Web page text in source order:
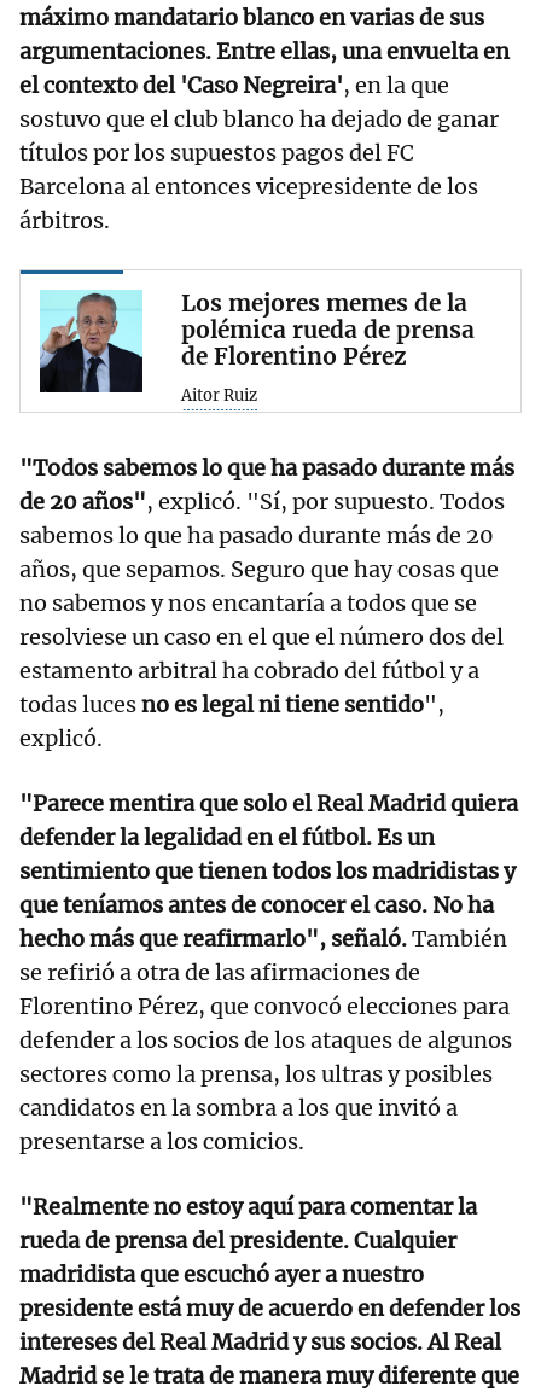
máximo mandatario blanco en varias de sus
argumentaciones. Entre ellas, una envuelta en
el contexto del 'Caso Negreira', en la que
sostuvo que el club blanco ha dejado de ganar
títulos por los supuestos pagos del FC
Barcelona al entonces vicepresidente de los
árbitros.
Los mejores memes de la
polémica rueda de prensa
de Florentino Pérez
Aitor Ruiz
"Todos sabemos lo que ha pasado durante más
de 20 años", explicó. "Sí, por supuesto. Todos
sabemos lo que ha pasado durante más de 20
años, que sepamos. Seguro que hay cosas que
no sabemos y nos encantaría a todos que se
resolviese un caso en el que el número dos del
estamento arbitral ha cobrado del fútbol y a
todas lucesno es legal ni tiene sentido",
explicó.
"Parece mentira que solo el Real Madrid quiera
defender la legalidad en el fútbol. Es un
sentimiento que tienen todos los madridistas y
que teníamos antes de conocer el caso. No ha
hecho más que reafirmarlo", señaló.También
se refirió a otra de las afirmaciones de
Florentino Pérez, que convocó elecciones para
defender a los socios de los ataques de algunos
sectores como la prensa, los ultras y posibles
candidatos en la sombra a los que invitó a
presentarse a los comicios.
"Realmente no estoy aquí para comentar la
rueda de prensa del presidente. Cualquier
madridista que escuchó ayer a nuestro
presidente está muy de acuerdo en defender los
intereses del Real Madrid y sus socios. Al Real
Madrid se le trata de manera muy diferente que